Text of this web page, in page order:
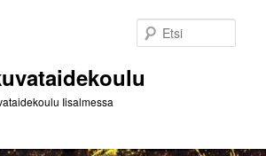
Iisalmessa